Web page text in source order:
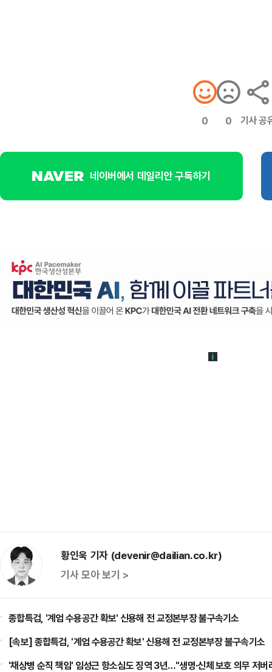
0 0 기사 공
네이버에서 데일리안 구독하기
황인욱 기자 (devenir@dailian.co.kr)
기사 모아 보기 >
종합특검, '계엄 수용공간 확보' 신용해 전 교정본부장 불구속기소
[속보] 종합특검, '계엄 수용공간 확보' 신용해 전 교정본부장 불구속기소
'채상병 순직 책임' 임성근 항소심도 징역 3년…"생명·신체 보호 의무 저버